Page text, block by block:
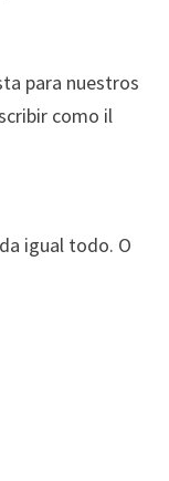
para nuestros
como il
igual todo. O